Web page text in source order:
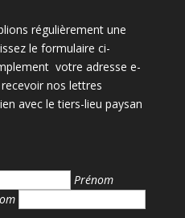
régulièrement une
le formulaire ci-
votre adresse e-
nos lettres
avec le tiers-lieu paysan
Prénom